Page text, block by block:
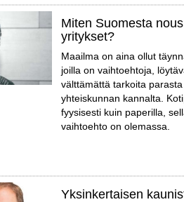
Miten Suomesta
yritykset?
Maailma on aina ollut
joilla on vaihtoehtoja,
välttämättä tarkoita
yhteiskunnan kannalta.
fyysisesti kuin paperilla,
vaihtoehto on olemassa.
Yksinkertaisen